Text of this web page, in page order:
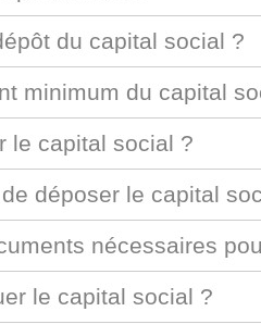
du capital social ?
minimum du capital
le capital social ?
déposer le capital
nécessaires
le capital social ?